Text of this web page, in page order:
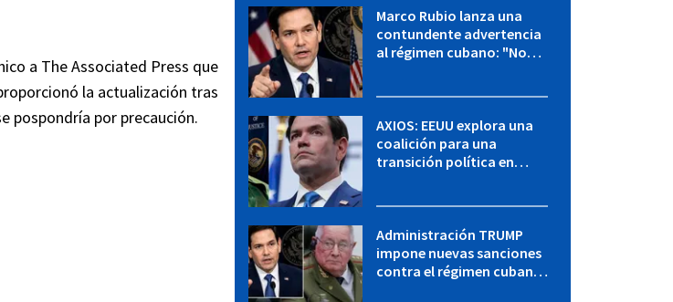
a The Associated Press que
la actualización tras
pospondría por precaución.
Marco Rubio lanza una
contundente advertencia
al régimen cubano: "No
AXIOS: EEUU explora una
coalición para una
transición política en
Administración TRUMP
impone nuevas sanciones
contra el régimen cubano: